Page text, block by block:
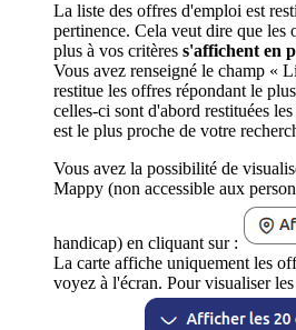
La liste des offres d'emploi est
pertinence. Cela veut dire que les
plus à vos critères s'affichent en
Vous avez renseigné le champ «
restitue les offres répondant le
celles-ci sont d'abord restituées
est le plus proche de votre
Vous avez la possibilité de
Mappy (non accessible aux
handicap) en cliquant sur :
La carte affiche uniquement les
voyez à l'écran. Pour visualiser